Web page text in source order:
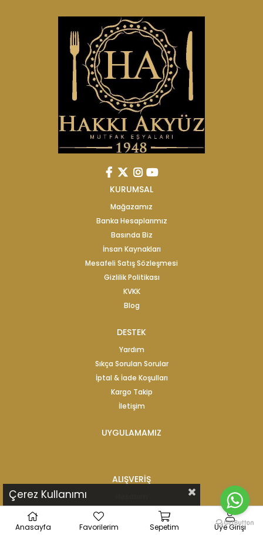
KURUMSAL
Mağazamız
Banka Hesaplarımız
Basında Biz
İnsan Kaynakları
Mesafeli Satış Sözleşmesi
Gizlilik Politikası
KVKK
Blog
DESTEK
Yardım
Sıkça Sorulan Sorular
İptal & İade Koşulları
Kargo Takip
İletişim
UYGULAMAMIZ
ALIŞVERİŞ
İade Taleplerim
Favorilerim
Çerez Kullanımı
Anasayfa Favorilerim Sepetim Üye Girişi